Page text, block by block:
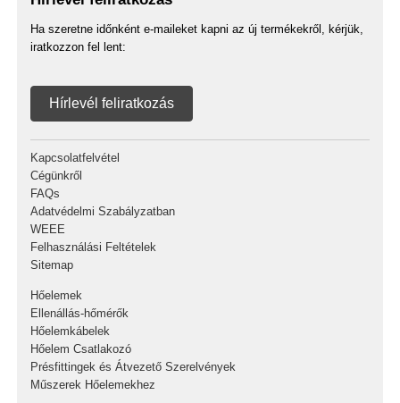
Ha szeretne időnként e-maileket kapni az új termékekről, kérjük,
iratkozzon fel lent:
Hírlevél feliratkozás
Kapcsolatfelvétel
Cégünkről
FAQs
Adatvédelmi Szabályzatban
WEEE
Felhasználási Feltételek
Sitemap
Hőelemek
Ellenállás-hőmérők
Hőelemkábelek
Hőelem Csatlakozó
Présfittingek és Átvezető Szerelvények
Műszerek Hőelemekhez